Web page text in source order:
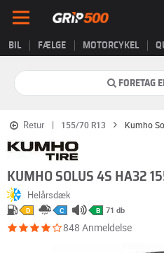
BIL FÆLGE MOTORCYKEL
FORETAG
Retur 155/70 R13 Kumho
KUMHO SOLUS 4S HA32
Helårsdæk
D C B 71 db
848 Anmeldelse